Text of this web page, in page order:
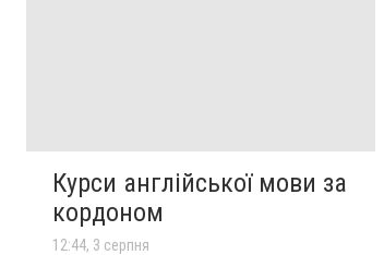
Курси англійської мови за
кордоном
12:44, 3 серпня